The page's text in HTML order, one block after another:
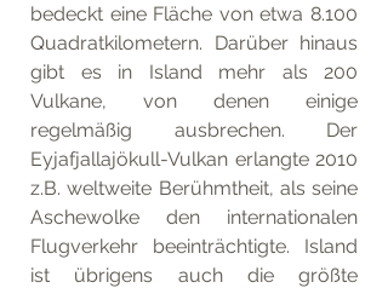
bedeckt eine Fläche von etwa 8.100
Quadratkilometern. Darüber hinaus
gibt es in Island mehr als 200
Vulkane, von denen einige
regelmäßig ausbrechen. Der
Eyjafjallajökull-Vulkan erlangte 2010
z.B. weltweite Berühmtheit, als seine
Aschewolke den internationalen
Flugverkehr beeinträchtigte. Island
ist übrigens auch die größte